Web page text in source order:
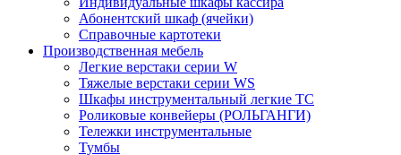
Абонентский шкаф (ячейки)
Справочные картотеки
Производственная мебель
Легкие верстаки серии W
Тяжелые верстаки серии WS
Шкафы инструментальный легкие ТС
Роликовые конвейеры (РОЛЬГАНГИ)
Тележки инструментальные
Тумбы